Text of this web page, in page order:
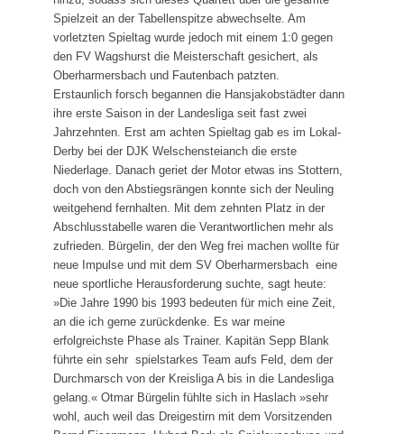
Spielzeit an der Tabellenspitze abwechselte. Am
vorletzten Spieltag wurde jedoch mit einem 1:0 gegen
den FV Wagshurst die Meisterschaft gesichert, als
Oberharmersbach und Fautenbach patzten.
Erstaunlich forsch begannen die Hansjakobstädter dann
ihre erste Saison in der Landesliga seit fast zwei
Jahrzehnten. Erst am achten Spieltag gab es im Lokal-
Derby bei der DJK Welschensteianch die erste
Niederlage. Danach geriet der Motor etwas ins Stottern,
doch von den Abstiegsrängen konnte sich der Neuling
weitgehend fernhalten. Mit dem zehnten Platz in der
Abschlusstabelle waren die Verantwortlichen mehr als
zufrieden. Bürgelin, der den Weg frei machen wollte für
neue Impulse und mit dem SV Oberharmersbach eine
neue sportliche Herausforderung suchte, sagt heute:
»Die Jahre 1990 bis 1993 bedeuten für mich eine Zeit,
an die ich gerne zurückdenke. Es war meine
erfolgreichste Phase als Trainer. Kapitän Sepp Blank
führte ein sehr spielstarkes Team aufs Feld, dem der
Durchmarsch von der Kreisliga A bis in die Landesliga
gelang.« Otmar Bürgelin fühlte sich in Haslach »sehr
wohl, auch weil das Dreigestirn mit dem Vorsitzenden